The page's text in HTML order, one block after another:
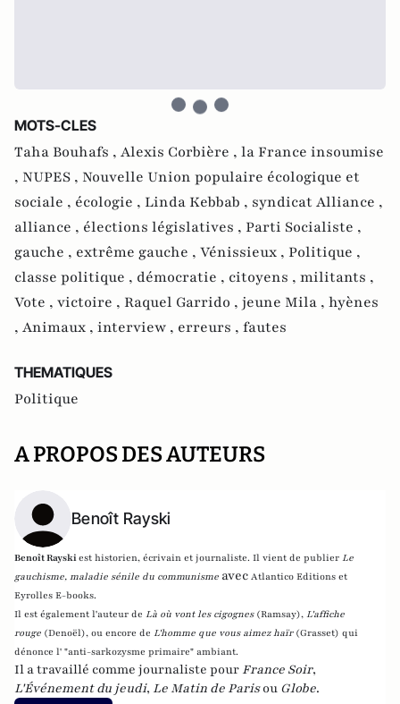
MOTS-CLES
Taha Bouhafs , Alexis Corbière , la France insoumise
, NUPES , Nouvelle Union populaire écologique et
sociale , écologie , Linda Kebbab , syndicat Alliance ,
alliance , élections législatives , Parti Socialiste ,
gauche , extrême gauche , Vénissieux , Politique ,
classe politique , démocratie , citoyens , militants ,
Vote , victoire , Raquel Garrido , jeune Mila , hyènes
, Animaux , interview , erreurs , fautes
THEMATIQUES
Politique
A PROPOS DES AUTEURS
Benoît Rayski
Benoît Rayskiest historien, écrivain et journaliste. Il vient de publier Le
gauchisme, maladie sénile du communisme avec Atlantico Editions et
Eyrolles E-books.
Il est également l'auteur de Là où vont les cigognes (Ramsay), L'affiche
rouge (Denoël), ou encore de L'homme que vous aimez haïr (Grasset) qui
dénonce l' "anti-sarkozysme primaire" ambiant.
Il a travaillé comme journaliste pour France Soir,
L'Événement du jeudi, Le Matin de Parisou Globe.